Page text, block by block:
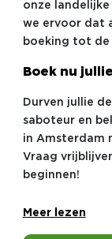
onze
we ervoor dat
boeking tot de
Boek nu
Durven jullie
saboteur en
in Amsterdam
Vraag
beginnen!
Meer lezen